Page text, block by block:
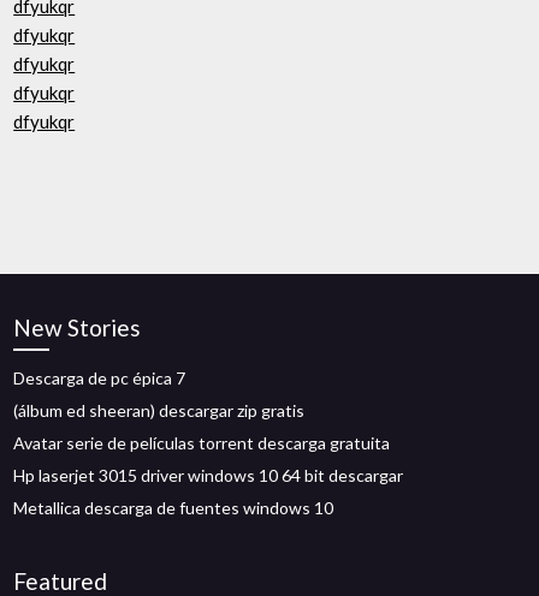
dfyukqr
dfyukqr
dfyukqr
dfyukqr
dfyukqr
New Stories
Descarga de pc épica 7
(álbum ed sheeran) descargar zip gratis
Avatar serie de películas torrent descarga gratuita
Hp laserjet 3015 driver windows 10 64 bit descargar
Metallica descarga de fuentes windows 10
Featured